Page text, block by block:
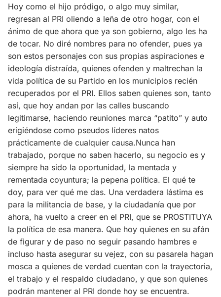
Hoy como el hijo pródigo, o algo muy similar,
regresan al PRI oliendo a leña de otro hogar, con el
ánimo de que ahora que ya son gobierno, algo les ha
de tocar. No diré nombres para no ofender, pues ya
son estos personajes con sus propias aspiraciones e
ideología distraída, quienes ofenden y maltrechan la
vida política de su Partido en los municipios recién
recuperados por el PRI. Ellos saben quienes son, tanto
así, que hoy andan por las calles buscando
legitimarse, haciendo reuniones marca “patito” y auto
erigiéndose como pseudos líderes natos
prácticamente de cualquier causa.Nunca han
trabajado, porque no saben hacerlo, su negocio es y
siempre ha sido la oportunidad, la mentada y
rementada coyuntura; la pepena política. El qué te
doy, para ver qué me das. Una verdadera lástima es
para la militancia de base, y la ciudadanía que por
ahora, ha vuelto a creer en el PRI, que se PROSTITUYA
la política de esa manera. Que hoy quienes en su afán
de figurar y de paso no seguir pasando hambres e
incluso hasta asegurar su vejez, con su pasarela hagan
mosca a quienes de verdad cuentan con la trayectoria,
el trabajo y el respaldo ciudadano, y que son quienes
podrán mantener al PRI donde hoy se encuentra.